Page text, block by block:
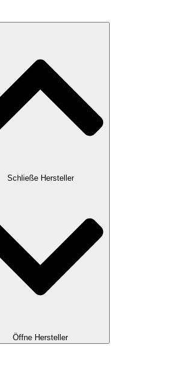
Schließe Hersteller
Öffne Hersteller